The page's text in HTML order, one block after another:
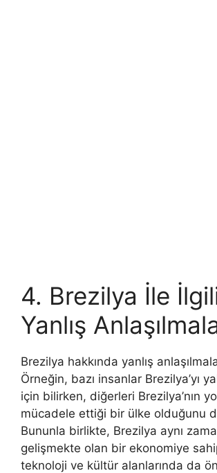
4. Brezilya İle
Yanlış
Brezilya hakkında yanlış
Örneğin, bazı insanlar Brezilya’yı
için bilirken, diğerleri Brezilya’nın
mücadele ettiği bir ülke olduğunu
Bununla birlikte, Brezilya aynı
gelişmekte olan bir ekonomiye
teknoloji ve kültür alanlarında da